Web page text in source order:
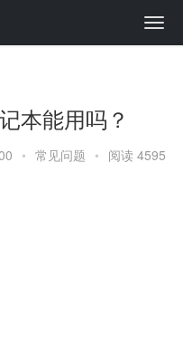
本能用吗？
• 常见问题 • 阅读 4595